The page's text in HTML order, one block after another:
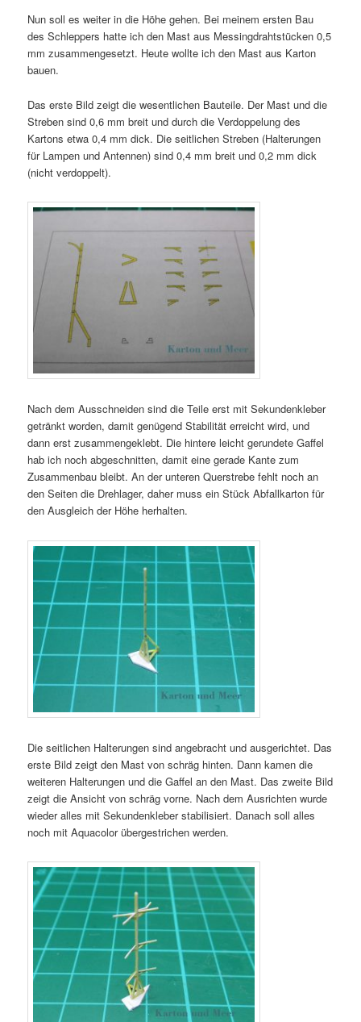
Nun soll es weiter in die Höhe gehen. Bei meinem ersten Bau
des Schleppers hatte ich den Mast aus Messingdrahtstücken 0,5
mm zusammengesetzt. Heute wollte ich den Mast aus Karton
bauen.
Das erste Bild zeigt die wesentlichen Bauteile. Der Mast und die
Streben sind 0,6 mm breit und durch die Verdoppelung des
Kartons etwa 0,4 mm dick. Die seitlichen Streben (Halterungen
für Lampen und Antennen) sind 0,4 mm breit und 0,2 mm dick
(nicht verdoppelt).
Nach dem Ausschneiden sind die Teile erst mit Sekundenkleber
getränkt worden, damit genügend Stabilität erreicht wird, und
dann erst zusammengeklebt. Die hintere leicht gerundete Gaffel
hab ich noch abgeschnitten, damit eine gerade Kante zum
Zusammenbau bleibt. An der unteren Querstrebe fehlt noch an
den Seiten die Drehlager, daher muss ein Stück Abfallkarton für
den Ausgleich der Höhe herhalten.
Die seitlichen Halterungen sind angebracht und ausgerichtet. Das
erste Bild zeigt den Mast von schräg hinten. Dann kamen die
weiteren Halterungen und die Gaffel an den Mast. Das zweite Bild
zeigt die Ansicht von schräg vorne. Nach dem Ausrichten wurde
wieder alles mit Sekundenkleber stabilisiert. Danach soll alles
noch mit Aquacolor übergestrichen werden.